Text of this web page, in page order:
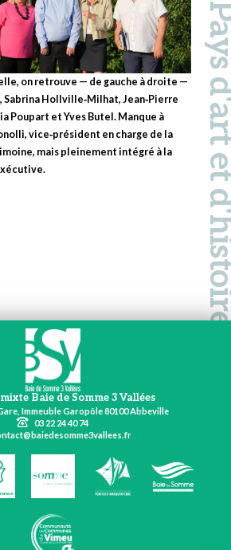
on retrouve — de gauche à droite —
,Sabrina Hollville‑Milhat,Jean‑Pierre
Poupart etYves Butel. Manque à
, vice‑président en charge de la
mais pleinement intégré à la
Pays
Baie de Somme 3 Vallées
Immeuble Garopôle 80100 Abbeville
03 22 24 40 74